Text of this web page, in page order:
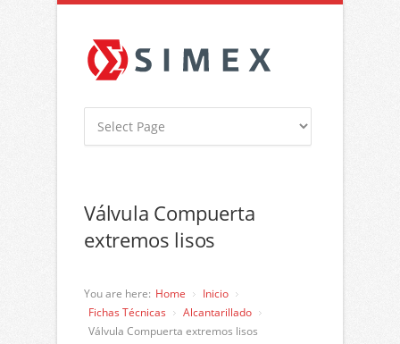
Válvula Compuerta
extremos lisos
You are here: Home
Inicio
Fichas Técnicas
Alcantarillado
Válvula Compuerta extremos lisos